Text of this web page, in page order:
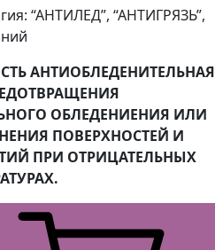
“АНТИЛЕД”, “АНТИГРЯЗЬ”,
АНТИОБЛЕДЕНИТЕЛЬНАЯ
ОБЛЕДЕНИЕНИЯ ИЛИ
ПОВЕРХНОСТЕЙ И
ПРИ ОТРИЦАТЕЛЬНЫХ